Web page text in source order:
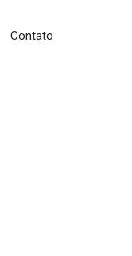
Contato